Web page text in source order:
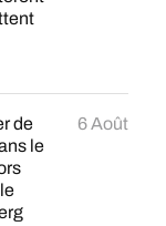
de
le
6 Août